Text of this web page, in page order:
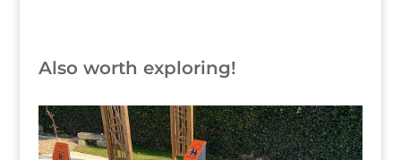
Also worth exploring!